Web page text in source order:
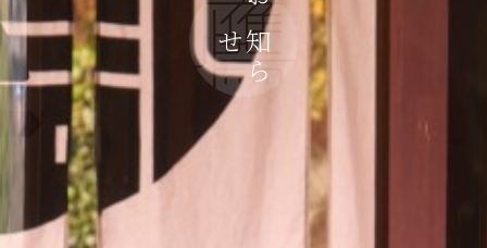
お
知ら
せ